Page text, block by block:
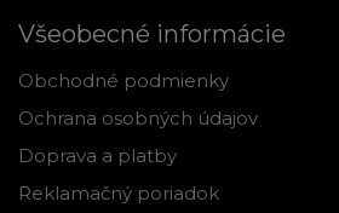
Všeobecné informácie
Obchodné podmienky
Ochrana osobných údajov
Doprava a platby
Reklamačný poriadok